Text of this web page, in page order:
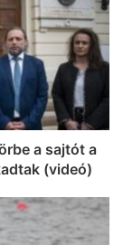
a sajtót a
(videó)